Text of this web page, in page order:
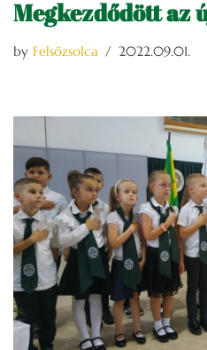
Megkezdődött az
by Felsőzsolca 2022.09.01.